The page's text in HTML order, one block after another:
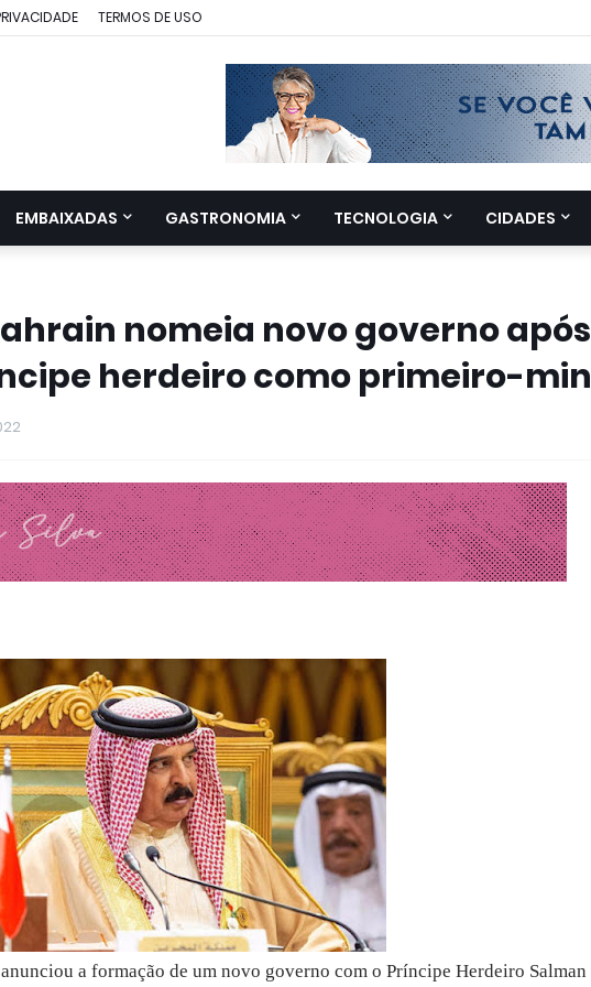
TERMOS DE USO
EMBAIXADAS GASTRONOMIA TECNOLOGIA CIDADES
nomeia novo governo após
herdeiro como primeiro-
a formação de um novo governo com o Príncipe Herdeiro